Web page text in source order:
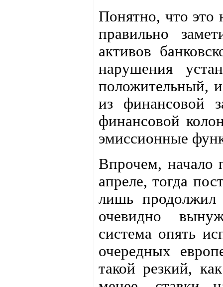
Понятно, что это
правильно
активов
нарушения
положительный,
из финансовой
финансовой
эмиссионные
Впрочем,
апреле, тогда
лишь продолжил
очевидно
система опять
очередных
такой резкий,